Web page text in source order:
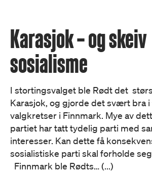
Karasjok – og skeiv
sosialisme
I stortingsvalget ble Rødt det
Karasjok, og gjorde det svært bra i
valgkretser i Finnmark. Mye av
partiet har tatt tydelig parti med
interesser. Kan dette få
sosialistiske parti skal forholde
Finnmark ble Rødts… (...)